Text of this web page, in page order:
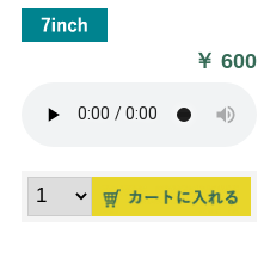
￥600